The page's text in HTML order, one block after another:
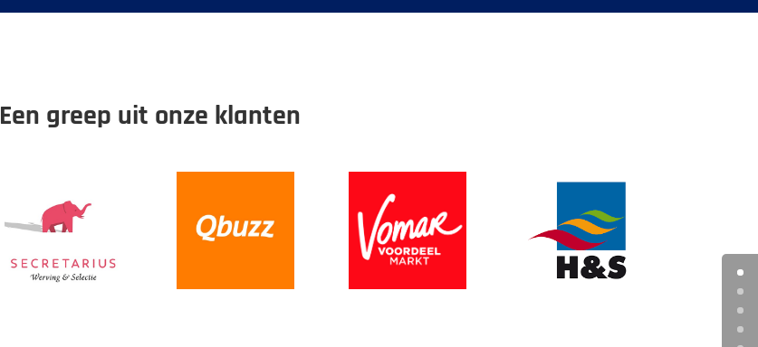
Een greep uit onze klanten